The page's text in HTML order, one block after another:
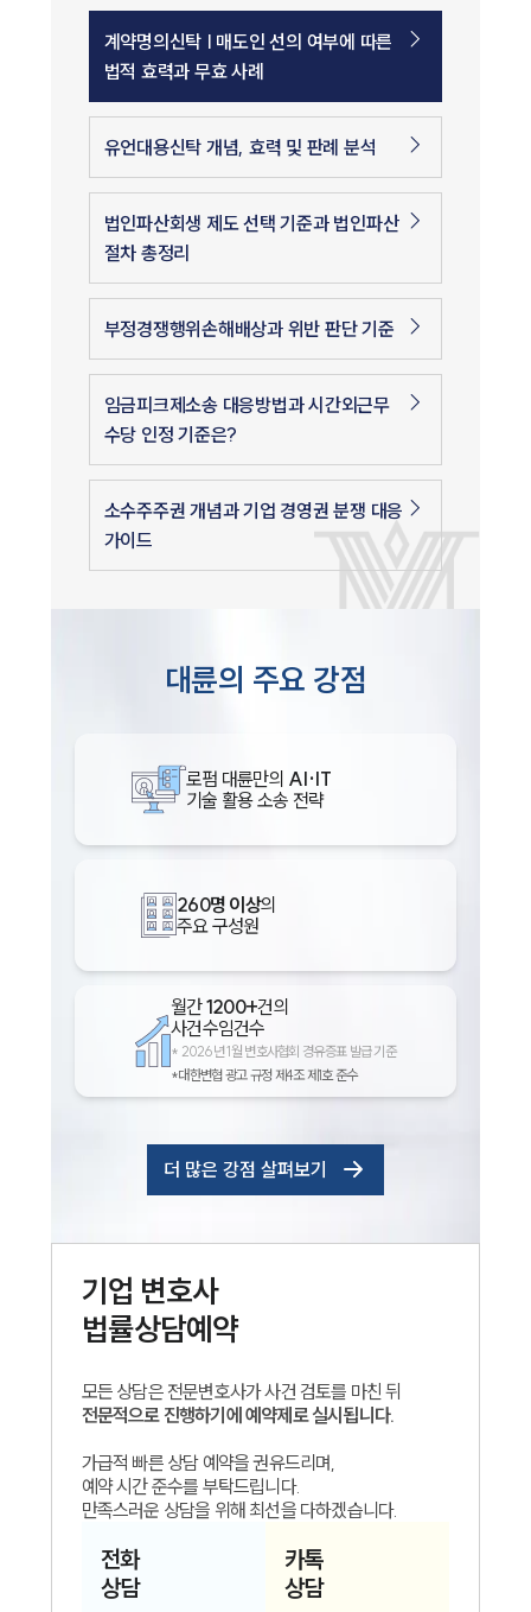
계약명의신탁 | 매도인 선의 여부에 따른
법적 효력과 무효 사례
유언대용신탁 개념, 효력 및 판례 분석
법인파산회생 제도 선택 기준과 법인파산
절차 총정리
부정경쟁행위손해배상과 위반 판단 기준
임금피크제소송 대응방법과 시간외근무
수당 인정 기준은?
소수주주권 개념과 기업 경영권 분쟁 대응
가이드
대륜의 주요 강점
로펌 대륜만의 AI·IT
기술 활용 소송 전략
260명 이상의
주요 구성원
월간1200+건의
사건수임건수
* 2026년 1월 변호사협회 경유증표 발급 기준
*대한변협 광고 규정 제4조 제1호 준수
더 많은 강점 살펴보기
기업 변호사
법률상담예약
모든 상담은 전문변호사가 사건 검토를 마친 뒤
전문적으로 진행하기에 예약제로 실시됩니다.
가급적 빠른 상담 예약을 권유드리며,
예약 시간 준수를 부탁드립니다.
만족스러운 상담을 위해 최선을 다하겠습니다.
전화
상담
카톡
상담